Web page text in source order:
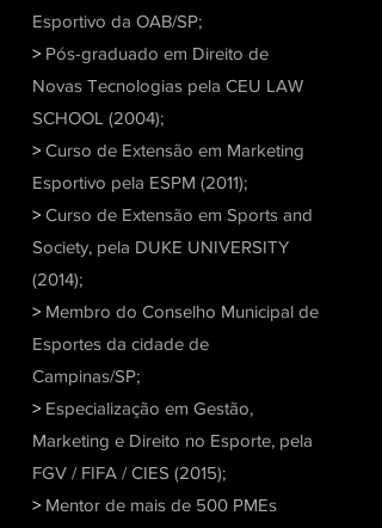
Esportivo da OAB/SP;
> Pós-graduado em Direito de
Novas Tecnologias pela CEU LAW
SCHOOL (2004);
> Curso de Extensão em Marketing
Esportivo pela ESPM (2011);
> Curso de Extensão em Sports and
Society, pela DUKE UNIVERSITY
(2014);
> Membro do Conselho Municipal de
Esportes da cidade de
Campinas/SP;
> Especialização em Gestão,
Marketing e Direito no Esporte, pela
FGV / FIFA / CIES (2015);
> Mentor de mais de 500 PMEs